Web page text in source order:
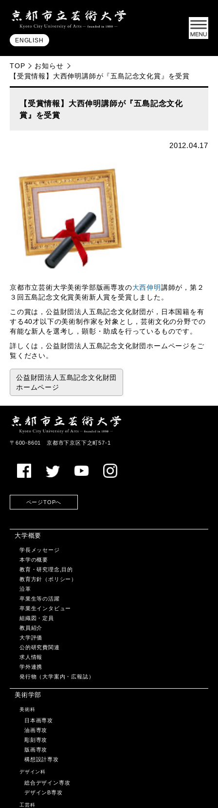
ENGLISH
TOP
お知らせ
【受賞情報】大西伸明講師が『五島記念文化賞』を受賞
【受賞情報】大西伸明講師が『五島記念文化
賞』を受賞
2012.04.17
京都市立芸術大学美術学部版画専攻の大西伸明 講師が，第２
３回五島記念文化賞美術新人賞を受賞しました。
この賞は，公益財団法人五島記念文化財団が，日本国籍を有
する40才以下の美術制作家を対象とし，芸術文化の分野での
有能な新人を選考し，顕彰・助成を行っているものです。
詳しくは，公益財団法人五島記念文化財団ホームページをご
覧ください。
公益財団法人五島記念文化財団
ホームページ
〒600-8601 京都市下京区下之町57-1
ページTOPへ
大学概要
学長メッセージ
本学の概要
教育・研究理念,目的
教育方針（ポリシー）
沿革
卒業生等の活躍
卒業生インタビュー
組織図・定員
教員紹介
大学評価
公的研究費関連
求人情報
学外連携
発行物（大学案内・広報誌）
美術学部
美術科
日本画専攻
油画専攻
彫刻専攻
版画専攻
構想設計専攻
デザイン科
総合デザイン専攻
デザインB専攻
工芸科